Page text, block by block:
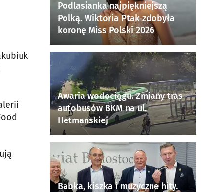
Podlasianka najpiękniejszą
Polką. Wiktoria Ptak zdobyła
koronę Miss Polski 2026
Awaria wodociągu. Zmiany tras
autobusów BKM na ul.
Hetmańskiej
Babka, kiszka i muzyczne hity.